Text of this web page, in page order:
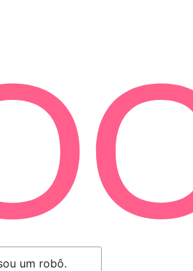
um robô.